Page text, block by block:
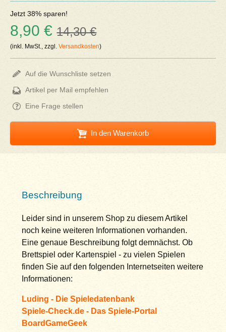
Jetzt 38% sparen!
8,90 €14,30 €
(inkl. MwSt., zzgl.Versandkosten)
Auf die Wunschliste setzen
Artikel per Mail empfehlen
Eine Frage stellen
In den Warenkorb
Beschreibung
Leider sind in unserem Shop zu diesem Artikel
noch keine weiteren Informationen vorhanden.
Eine genaue Beschreibung folgt demnächst. Ob
Brettspiel oder Kartenspiel - zu vielen Spielen
finden Sie auf den folgenden Internetseiten weitere
Informationen:
Luding - Die Spieledatenbank
Spiele-Check.de - Das Spiele-Portal
BoardGameGeek